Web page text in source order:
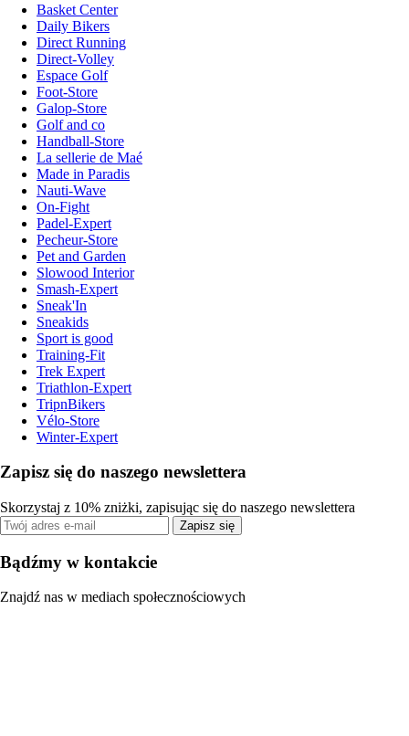
Basket Center
Daily Bikers
Direct Running
Direct-Volley
Espace Golf
Foot-Store
Galop-Store
Golf and co
Handball-Store
La sellerie de Maé
Made in Paradis
Nauti-Wave
On-Fight
Padel-Expert
Pecheur-Store
Pet and Garden
Slowood Interior
Smash-Expert
Sneak'In
Sneakids
Sport is good
Training-Fit
Trek Expert
Triathlon-Expert
TripnBikers
Vélo-Store
Winter-Expert
Zapisz się do naszego newslettera
Skorzystaj z 10% zniżki, zapisując się do naszego newslettera
Zapisz się
Bądźmy w kontakcie
Znajdź nas w mediach społecznościowych